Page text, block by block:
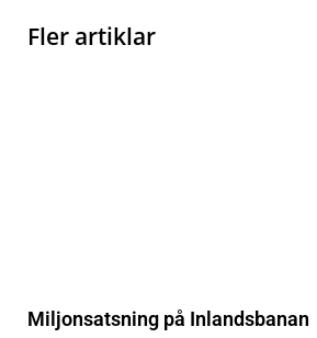
Fler artiklar
Miljonsatsning på Inlandsbanan